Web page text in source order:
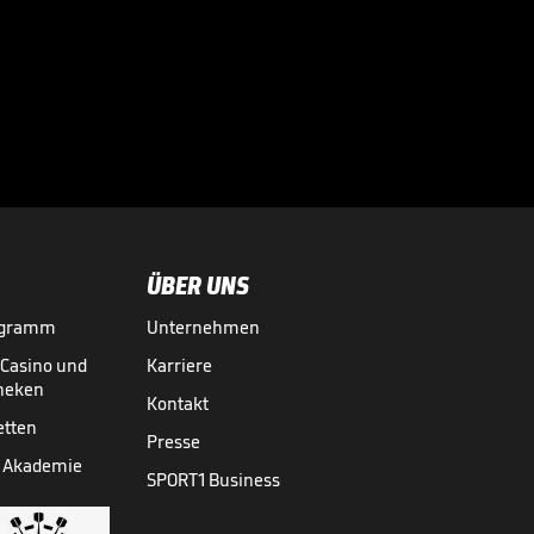
und
Akademie
ÜBER UNS
Unternehmen
Karriere
Kontakt
Presse
SPORT1 Business